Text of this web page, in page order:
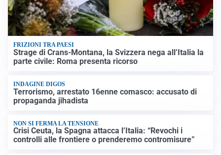
FRIZIONI TRA PAESI
Strage di Crans-Montana, la Svizzera nega all’Italia la
parte civile: Roma presenta ricorso
INDAGINE DIGOS
Terrorismo, arrestato 16enne comasco: accusato di
propaganda jihadista
NON SI FERMA LA TENSIONE
Crisi Ceuta, la Spagna attacca l’Italia: “Revochi i
controlli alle frontiere o prenderemo contromisure”